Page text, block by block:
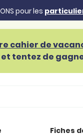
pour les
cahier de
tentez de
Fiches